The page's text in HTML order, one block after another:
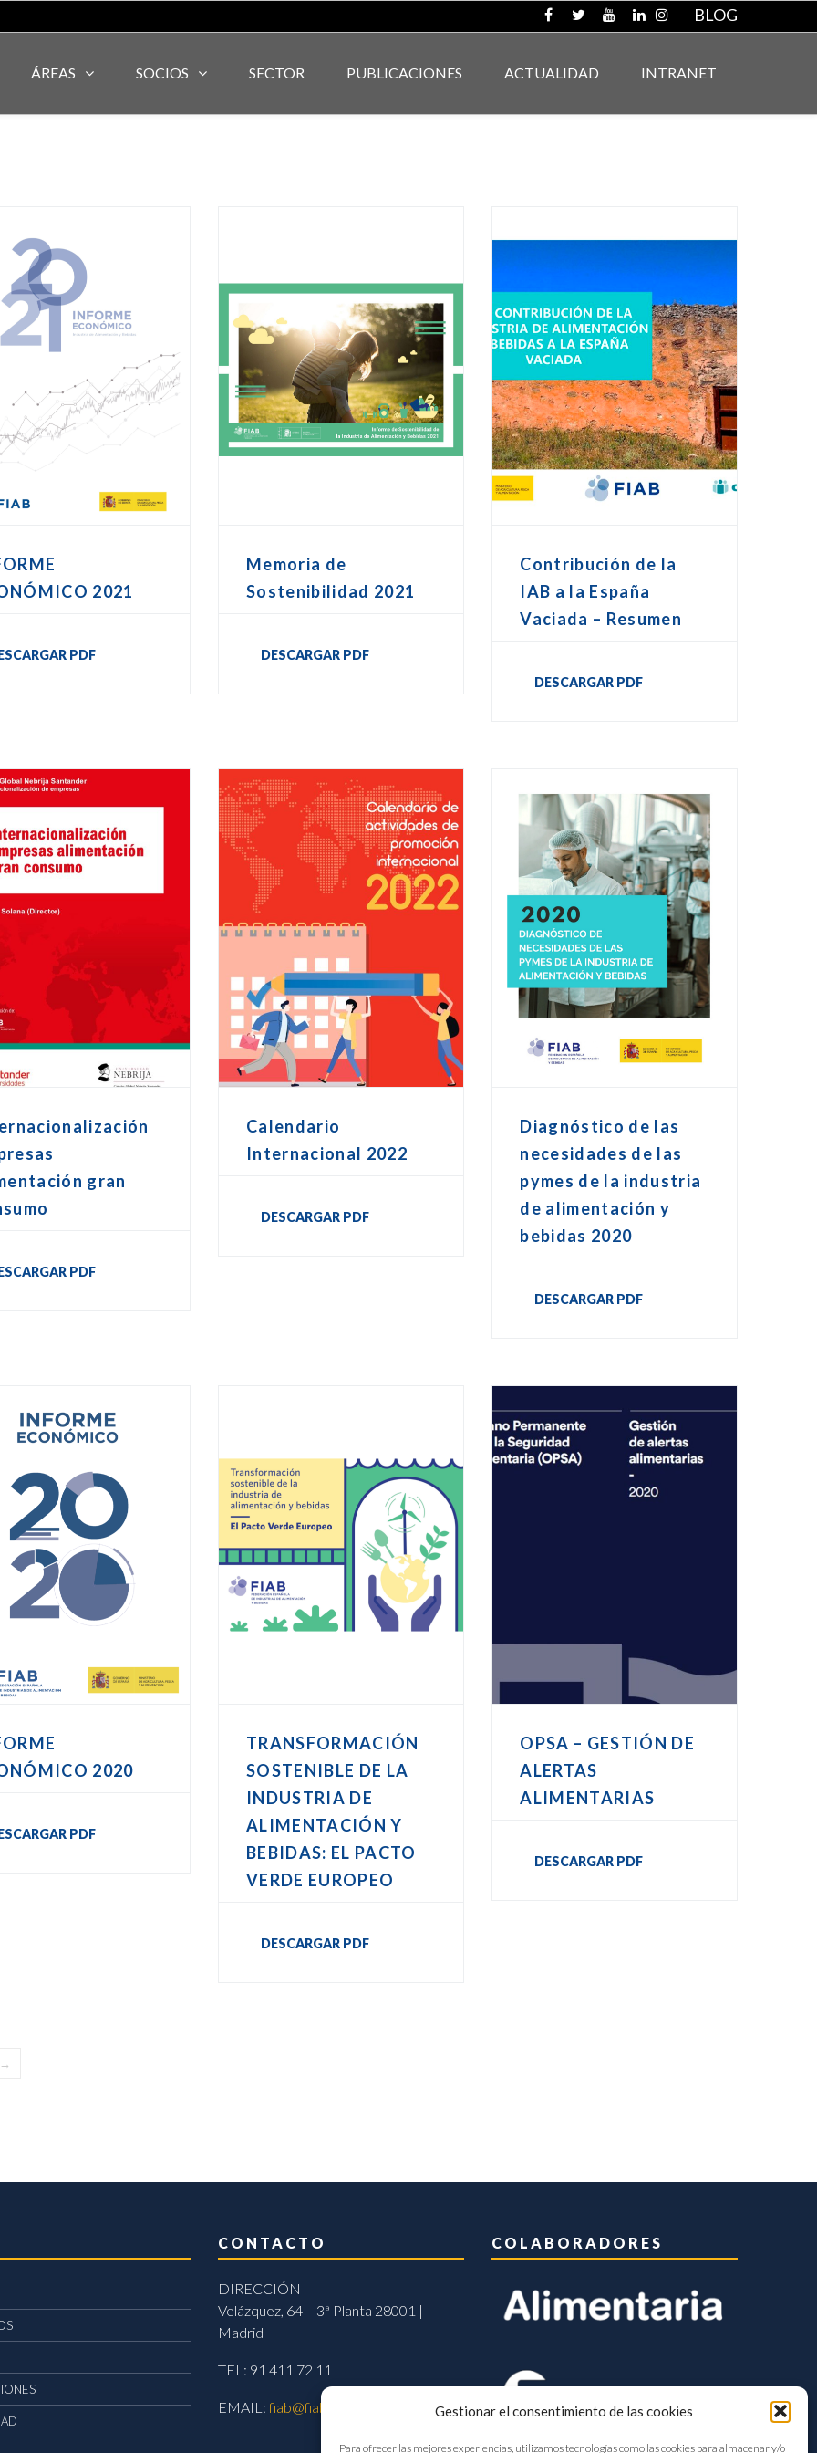
Gestionar el consentimiento de las cookies
Para ofrecer las mejores experiencias, utilizamos tecnologías como las cookies para almacenar y/o
BLOG
ÁREAS SOCIOS SECTOR PUBLICACIONES ACTUALIDAD INTRANET
2021
PDF
Memoria de
Sostenibilidad 2021
DESCARGAR PDF
Contribución de la
IAB a la España
Vaciada – Resumen
DESCARGAR PDF
gran
PDF
Calendario
Internacional 2022
DESCARGAR PDF
Diagnóstico de las
necesidades de las
pymes de la industria
de alimentación y
bebidas 2020
DESCARGAR PDF
2020
PDF
TRANSFORMACIÓN
SOSTENIBLE DE LA
INDUSTRIA DE
ALIMENTACIÓN Y
BEBIDAS: EL PACTO
VERDE EUROPEO
DESCARGAR PDF
OPSA – GESTIÓN DE
ALERTAS
ALIMENTARIAS
DESCARGAR PDF
→
CONTACTO
DIRECCIÓN
Velázquez, 64 – 3ª Planta 28001 |
Madrid
TEL: 91 411 72 11
EMAIL:fiab@fiab.es
COLABORADORES